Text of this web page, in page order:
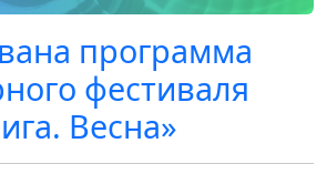
программа
фестиваля
Весна»